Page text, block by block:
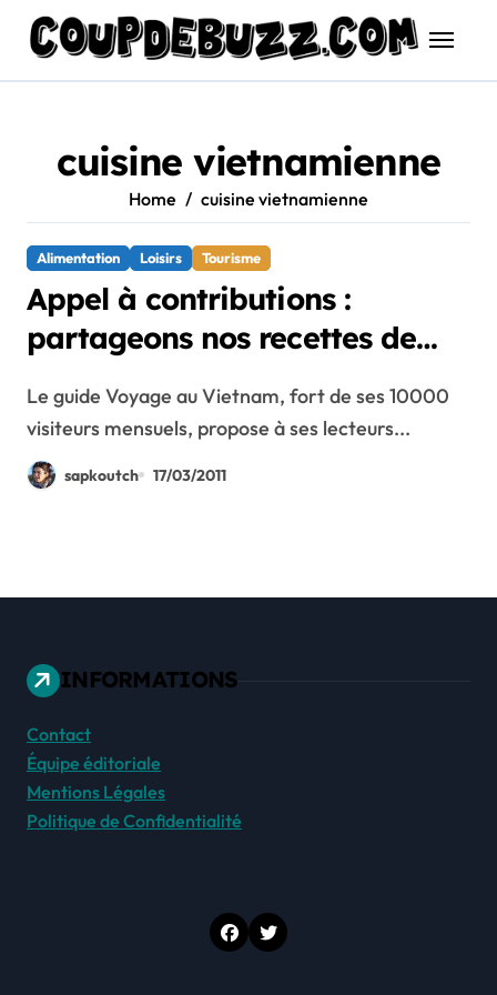
content
cuisine vietnamienne
Home cuisine vietnamienne
Alimentation Loisirs Tourisme
Appel à contributions :
partageons nos recettes de
Le guide Voyage au Vietnam, fort de ses 10000
visiteurs mensuels, propose à ses lecteurs...
sapkoutch 17/03/2011
INFORMATIONS
Contact
Équipe éditoriale
Mentions Légales
Politique de Confidentialité